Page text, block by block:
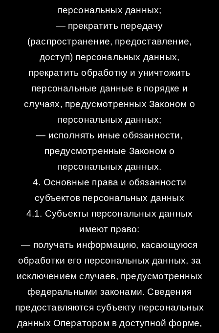
персональных данных;
— прекратить передачу
(распространение, предоставление,
доступ) персональных данных,
прекратить обработку и уничтожить
персональные данные в порядке и
случаях, предусмотренных Законом о
персональных данных;
— исполнять иные обязанности,
предусмотренные Законом о
персональных данных.
4. Основные права и обязанности
субъектов персональных данных
4.1. Субъекты персональных данных
имеют право:
— получать информацию, касающуюся
обработки его персональных данных, за
исключением случаев, предусмотренных
федеральными законами. Сведения
предоставляются субъекту персональных
данных Оператором в доступной форме,